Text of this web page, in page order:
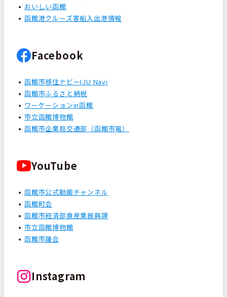
おいしい函館
函館港クルーズ客船入出港情報
Facebook
函館市移住ナビーIJU Navi
函館市ふるさと納税
ワーケーションin函館
市立函館博物館
函館市企業局交通部（函館市電）
YouTube
函館市公式動画チャンネル
函館町会
函館市経済部食産業振興課
市立函館博物館
函館市議会
Instagram